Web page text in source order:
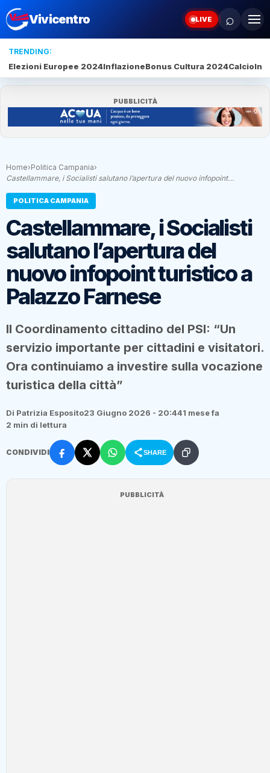
Vivicentro LIVE ⌕
TRENDING:
Elezioni Europee 2024InflazioneBonus Cultura 2024Calcio
PUBBLICITÀ
Home›Politica Campania›
Castellammare, i Socialisti salutano l’apertura del nuovo infopoint…
POLITICA CAMPANIA
Castellammare, i Socialisti
salutano l’apertura del
nuovo infopoint turistico a
Palazzo Farnese
Il Coordinamento cittadino del PSI: “Un
servizio importante per cittadini e visitatori.
Ora continuiamo a investire sulla vocazione
turistica della città”
Di Patrizia Esposito23 Giugno 2026 - 20:441 mese fa
2 min di lettura
CONDIVIDI SHARE
PUBBLICITÀ